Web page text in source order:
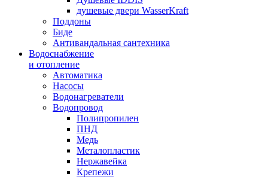
душевые двери WasserKraft
Поддоны
Биде
Антивандальная сантехника
Водоснабжение
и отопление
Автоматика
Насосы
Водонагреватели
Водопровод
Полипропилен
ПНД
Медь
Металопластик
Нержавейка
Крепежи